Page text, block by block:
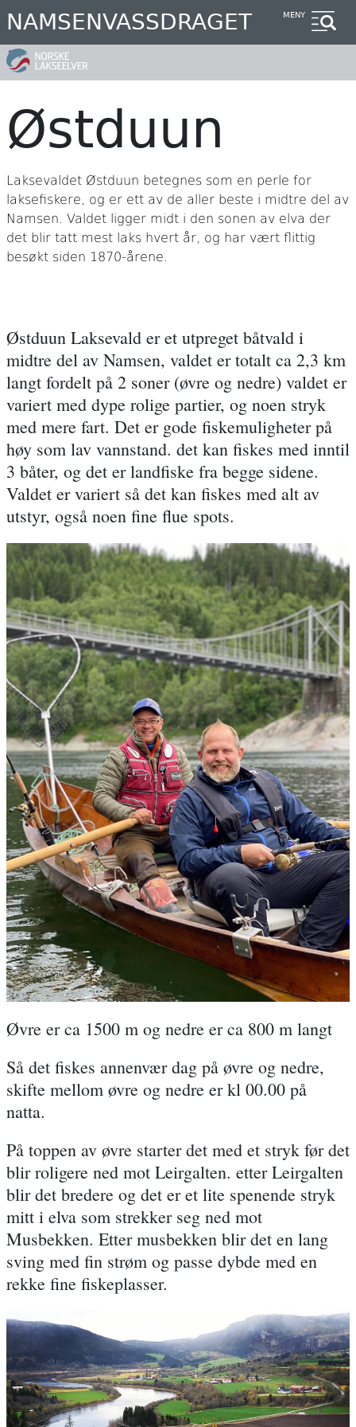
Hopp
til
hovedinnhold
NAMSENVASSDRAGET MENY
Østduun
Laksevaldet Østduun betegnes som en perle for
laksefiskere, og er ett av de aller beste i midtre del av
Namsen. Valdet ligger midt i den sonen av elva der
det blir tatt mest laks hvert år, og har vært flittig
besøkt siden 1870-årene.
Østduun Laksevald er et utpreget båtvald i
midtre del av Namsen, valdet er totalt ca 2,3 km
langt fordelt på 2 soner (øvre og nedre) valdet er
variert med dype rolige partier, og noen stryk
med mere fart. Det er gode fiskemuligheter på
høy som lav vannstand. det kan fiskes med inntil
3 båter, og det er landfiske fra begge sidene.
Valdet er variert så det kan fiskes med alt av
utstyr, også noen fine flue spots.
Øvre er ca 1500 m og nedre er ca 800 m langt
Så det fiskes annenvær dag på øvre og nedre,
skifte mellom øvre og nedre er kl 00.00 på
natta.
På toppen av øvre starter det med et stryk før det
blir roligere ned mot Leirgalten. etter Leirgalten
blir det bredere og det er et lite spenende stryk
mitt i elva som strekker seg ned mot
Musbekken. Etter musbekken blir det en lang
sving med fin strøm og passe dybde med en
rekke fine fiskeplasser.